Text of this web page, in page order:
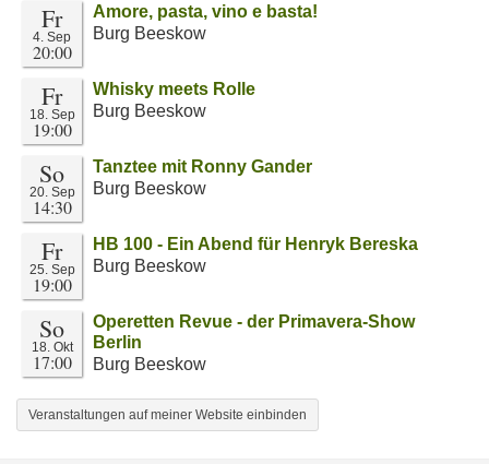
Fr
4. Sep
20:00
Amore, pasta, vino e basta!
Burg Beeskow
Fr
18. Sep
19:00
Whisky meets Rolle
Burg Beeskow
So
20. Sep
14:30
Tanztee mit Ronny Gander
Burg Beeskow
Fr
25. Sep
19:00
HB 100 - Ein Abend für Henryk Bereska
Burg Beeskow
So
18. Okt
17:00
Operetten Revue - der Primavera-Show
Berlin
Burg Beeskow
Veranstaltungen auf meiner Website einbinden